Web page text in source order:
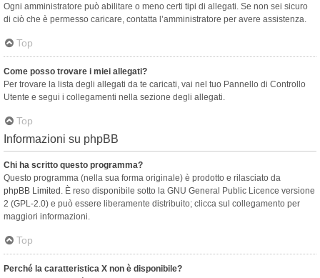
Ogni amministratore può abilitare o meno certi tipi di allegati. Se non sei sicuro
di ciò che è permesso caricare, contatta l’amministratore per avere assistenza.
Top
Come posso trovare i miei allegati?
Per trovare la lista degli allegati da te caricati, vai nel tuo Pannello di Controllo
Utente e segui i collegamenti nella sezione degli allegati.
Top
Informazioni su phpBB
Chi ha scritto questo programma?
Questo programma (nella sua forma originale) è prodotto e rilasciato da
phpBB Limited . È reso disponibile sotto la GNU General Public Licence versione
2 (GPL-2.0) e può essere liberamente distribuito; clicca sul collegamento per
maggiori informazioni.
Top
Perché la caratteristica X non è disponibile?